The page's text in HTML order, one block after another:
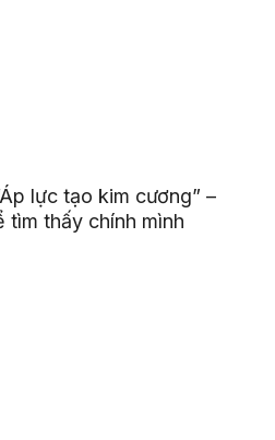
lực tạo kim cương” –
tìm thấy chính mình